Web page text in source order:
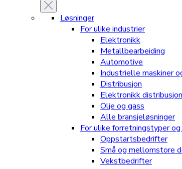
Løsninger
For ulike industrier
Elektronikk
Metallbearbeiding
Automotive
Industrielle maskiner
Distribusjon
Elektronikk distribusjon
Olje og gass
Alle bransjeløsninger
For ulike forretningstyper
Oppstartsbedrifter
Små og mellomstore
Vekstbedrifter